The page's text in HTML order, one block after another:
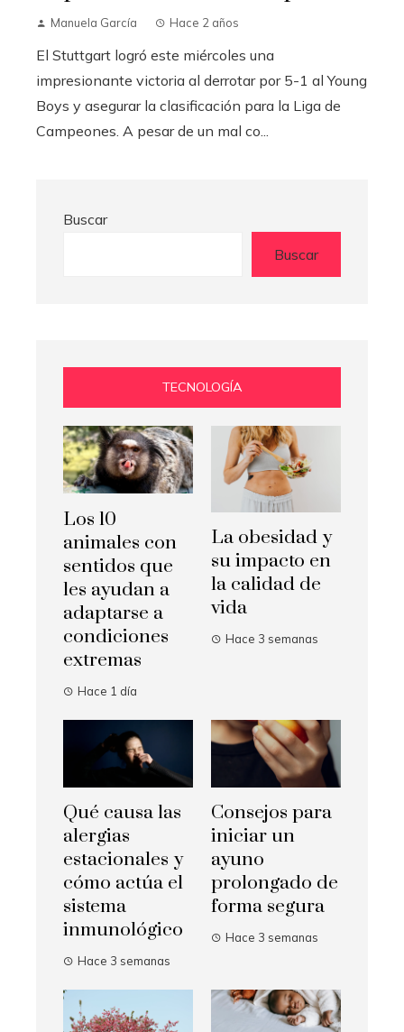
Manuela García Hace 2 años
El Stuttgart logró este miércoles una
impresionante victoria al derrotar por 5-1 al Young
Boys y asegurar la clasificación para la Liga de
Campeones. A pesar de un mal co...
Buscar
Buscar
TECNOLOGÍA
Los 10
animales con
sentidos que
les ayudan a
adaptarse a
condiciones
extremas
Hace 1 día
La obesidad y
su impacto en
la calidad de
vida
Hace 3 semanas
Qué causa las
alergias
estacionales y
cómo actúa el
sistema
inmunológico
Hace 3 semanas
Consejos para
iniciar un
ayuno
prolongado de
forma segura
Hace 3 semanas